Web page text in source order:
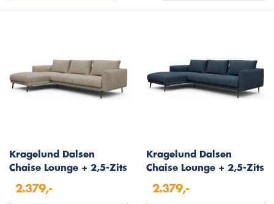
Kragelund Dalsen
Chaise Lounge + 2,5-Zits
2.379,-
Kragelund Dalsen
Chaise Lounge + 2,5-Zits
2.379,-